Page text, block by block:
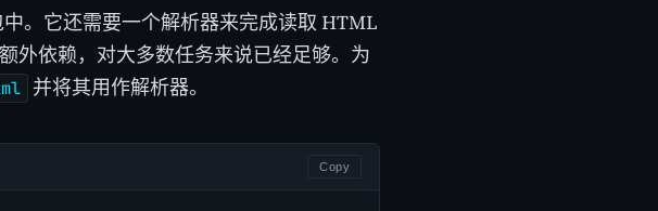
。它还需要一个解析器来完成读取 HTML
外依赖，对大多数任务来说已经足够。为
并将其用作解析器。
Copy